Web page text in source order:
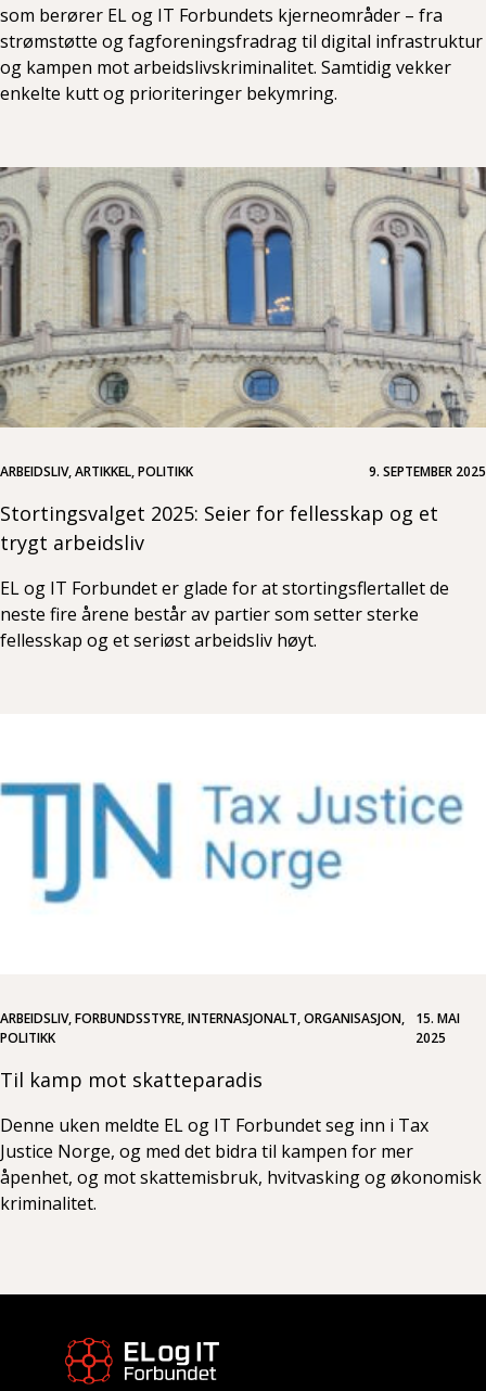
som berører EL og IT Forbundets kjerneområder – fra
strømstøtte og fagforeningsfradrag til digital infrastruktur
og kampen mot arbeidslivskriminalitet. Samtidig vekker
enkelte kutt og prioriteringer bekymring.
ARBEIDSLIV, ARTIKKEL, POLITIKK 9. SEPTEMBER 2025
Stortingsvalget 2025: Seier for fellesskap og et
trygt arbeidsliv
EL og IT Forbundet er glade for at stortingsflertallet de
neste fire årene består av partier som setter sterke
fellesskap og et seriøst arbeidsliv høyt.
ARBEIDSLIV, FORBUNDSSTYRE, INTERNASJONALT, ORGANISASJON,
POLITIKK
15. MAI
2025
Til kamp mot skatteparadis
Denne uken meldte EL og IT Forbundet seg inn i Tax
Justice Norge, og med det bidra til kampen for mer
åpenhet, og mot skattemisbruk, hvitvasking og økonomisk
kriminalitet.